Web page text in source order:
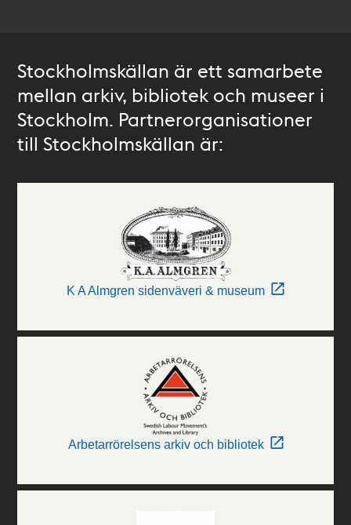
Stockholmskällan är ett samarbete
mellan arkiv, bibliotek och museer i
Stockholm. Partnerorganisationer
till Stockholmskällan är:
K A Almgren sidenväveri & museum
Arbetarrörelsens arkiv och bibliotek